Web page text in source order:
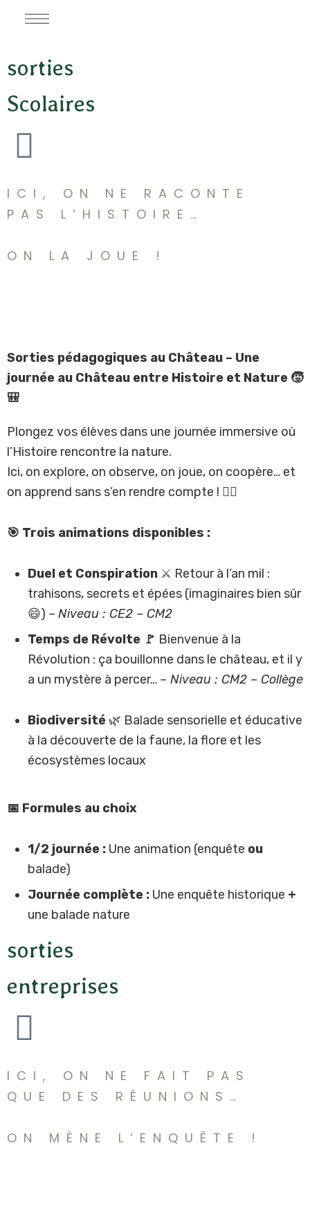
sorties
Scolaires
ICI, ON NE RACONTE
PAS L’HISTOIRE…
ON LA JOUE !
Sorties pédagogiques au Château – Une
journée au Château entre Histoire et Nature 🧒
🎒
Plongez vos élèves dans une journée immersive où
l’Histoire rencontre la nature.
Ici, on explore, on observe, on joue, on coopère… et
on apprend sans s’en rendre compte ! 🕵️‍♀️
🎯 Trois animations disponibles :
Duel et Conspiration ⚔️ Retour à l’an mil :
trahisons, secrets et épées (imaginaires bien sûr
😄) – Niveau : CE2 – CM2
Temps de Révolte 🚩 Bienvenue à la
Révolution : ça bouillonne dans le château, et il y
a un mystère à percer… – Niveau : CM2 – Collège
Biodiversité 🌿 Balade sensorielle et éducative
à la découverte de la faune, la flore et les
écosystèmes locaux
📅 Formules au choix
1/2 journée : Une animation (enquête ou
balade)
Journée complète : Une enquête historique +
une balade nature
sorties
entreprises
ICI, ON NE FAIT PAS
QUE DES RÉUNIONS…
ON MÈNE L’ENQUÊTE !